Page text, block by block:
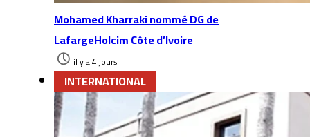
Mohamed Kharraki nommé DG de
LafargeHolcim Côte d’Ivoire
il y a 4 jours
INTERNATIONAL